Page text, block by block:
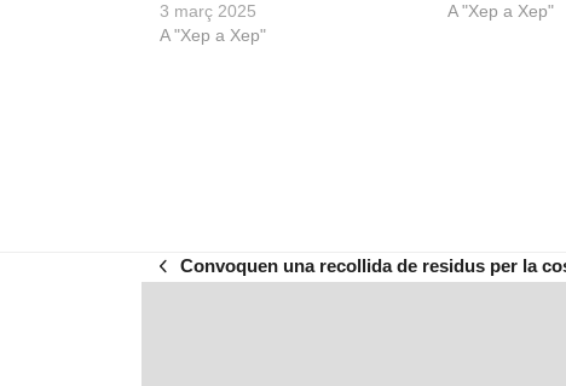
3 març 2025
A "Xep a Xep"
A "Xep a Xep"
previous
Convoquen una recollida de residus per la